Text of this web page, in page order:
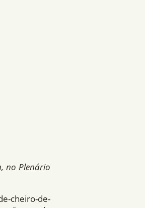
no Plenário
cheiro-de-